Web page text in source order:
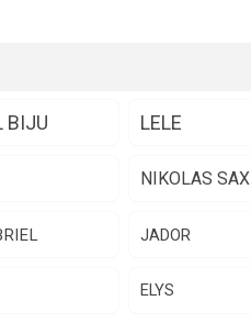
BIJU LELE
NIKOLAS SAX
JADOR
ELYS